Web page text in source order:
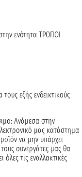
ενότητα ΤΡΟΠΟΙ
εξής ενδεικτικούς
Ανάμεσα στην
μας κατάστημα
να μην υπάρχει
συνεργάτες μας θα
τις εναλλακτικές